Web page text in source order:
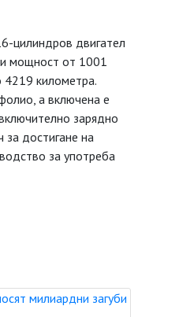
цилиндров двигател
мощност от 1001
4219 километра.
а включена е
зарядно
за достигане на
за употреба